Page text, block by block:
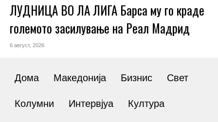
ЛУДНИЦА ВО ЛА ЛИГА Барса му го краде
големото засилување на Реал Мадрид
6 август, 2026
Дома Македонија Бизнис Свет
Колумни Интервјуа Култура